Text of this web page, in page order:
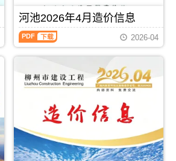
刊
PDF
编
制，
属
于
市
建
汇
柳
刊，
由
梧
州
市
设
造
网
布，
用
河池2026年4月造价信息
河
池
月
（河
池
建
2026-04